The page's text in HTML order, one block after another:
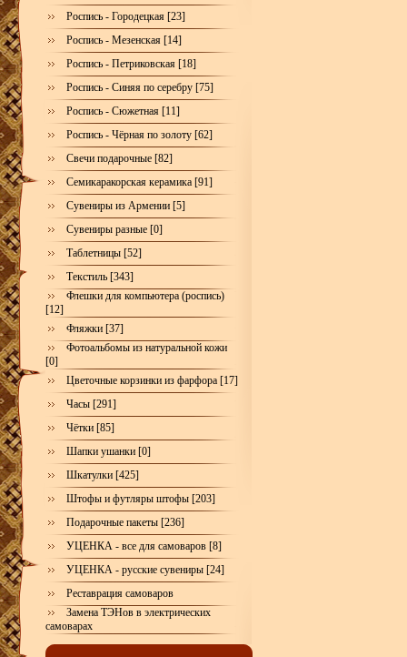
Роспись - Городецкая [23]
Роспись - Мезенская [14]
Роспись - Петриковская [18]
Роспись - Синяя по серебру [75]
Роспись - Сюжетная [11]
Роспись - Чёрная по золоту [62]
Свечи подарочные [82]
Семикаракорская керамика [91]
Сувениры из Армении [5]
Сувениры разные [0]
Таблетницы [52]
Текстиль [343]
Флешки для компьютера (роспись)
[12]
Фляжки [37]
Фотоальбомы из натуральной кожи
[0]
Цветочные корзинки из фарфора [17]
Часы [291]
Чётки [85]
Шапки ушанки [0]
Шкатулки [425]
Штофы и футляры штофы [203]
Подарочные пакеты [236]
УЦЕНКА - все для самоваров [8]
УЦЕНКА - русские сувениры [24]
Реставрация самоваров
Замена ТЭНов в электрических
самоварах